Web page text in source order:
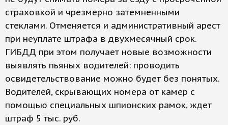
страховкой и чрезмерно затемненными
стеклами. Отменяется и административный арест
при неуплате штрафа в двухмесячный срок.
ГИБДД при этом получает новые возможности
выявлять пьяных водителей: проводить
освидетельствование можно будет без понятых.
Водителей, скрывающих номера от камер с
помощью специальных шпионских рамок, ждет
штраф 5 тыс. руб.